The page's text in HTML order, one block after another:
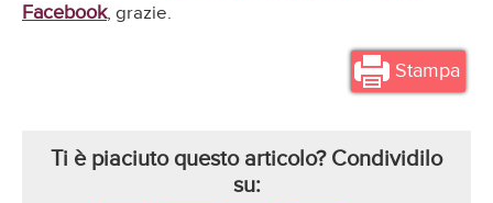
Facebook, grazie.
Stampa
Ti è piaciuto questo articolo? Condividilo
su: